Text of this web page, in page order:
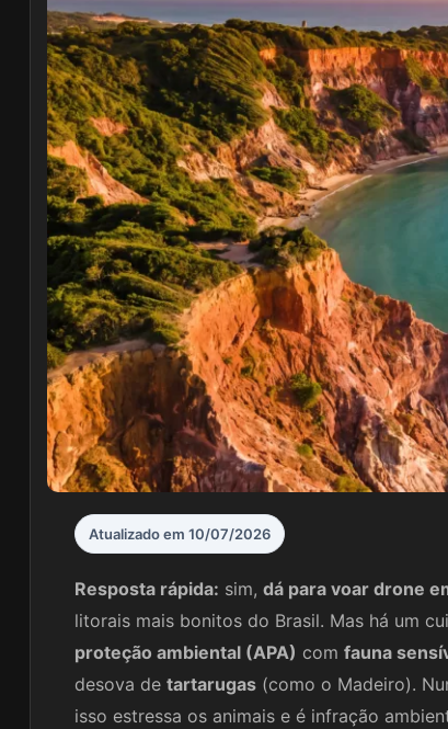
Atualizado em 10/07/2026
Resposta rápida: sim, dá para voar drone
litorais mais bonitos do Brasil. Mas há um
proteção ambiental (APA) com fauna
desova de tartarugas (como o Madeiro).
isso estressa os animais e é infração